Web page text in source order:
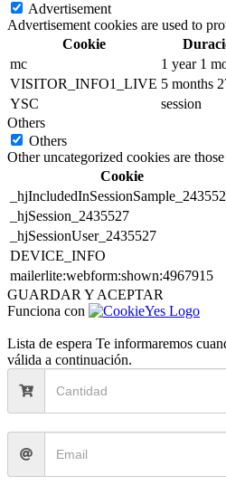
Advertisement
Advertisement cookies are used to
Cookie
mc
1 year 1
VISITOR_INFO1_LIVE 5 months
YSC
session
Others
Others
Other uncategorized cookies are
Cookie
_hjSession_2435527
_hjSessionUser_2435527
DEVICE_INFO
mailerlite:webform:shown:4967915
GUARDAR Y ACEPTAR
Funciona con
Lista de espera Te informaremos
válida a continuación.